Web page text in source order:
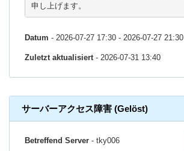
申し上げます。
Datum - 2026-07-27 17:30 - 2026-07-27 21:30
Zuletzt aktualisiert- 2026-07-31 13:40
サーバーアクセス障害 (Gelöst)
Betreffend Server - tky006